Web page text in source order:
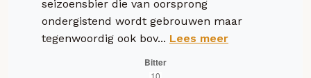
seizoensbier die van oorsprong
ondergistend wordt gebrouwen maar
tegenwoordig ook bov... Lees meer